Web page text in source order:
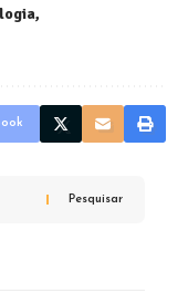
Pesquisar